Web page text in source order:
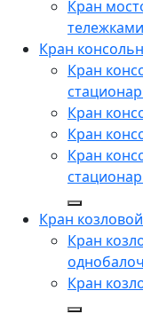
Кран
тележками
Кран
Кран
Кран
Кран
Кран
Кран козловой
Кран
Кран